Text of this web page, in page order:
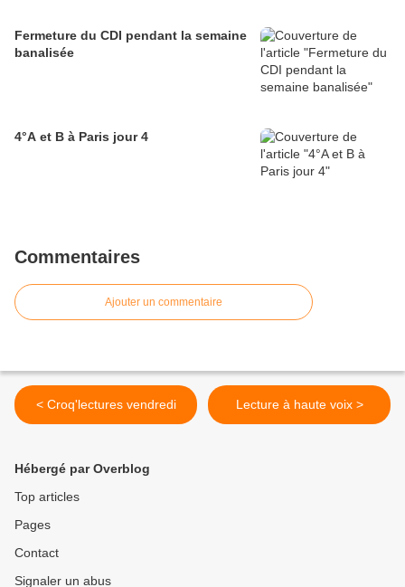
Fermeture du CDI pendant la semaine
banalisée
4°A et B à Paris jour 4
Commentaires
Ajouter un commentaire
< Croq'lectures vendredi Lecture à haute voix >
Hébergé par Overblog
Top articles
Pages
Contact
Signaler un abus